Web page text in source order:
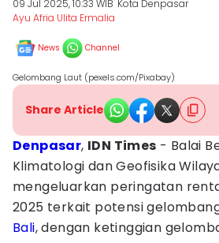
09 Jul 2025, 10:33 WIB Kota Denpasar
Ayu Afria Ulita Ermalia
News Channel
Gelombang Laut (pexels.com/Pixabay)
Share Article
Denpasar, IDN Times - Balai
Klimatologi dan Geofisika
mengeluarkan peringatan
2025 terkait potensi
Bali, dengan ketinggian